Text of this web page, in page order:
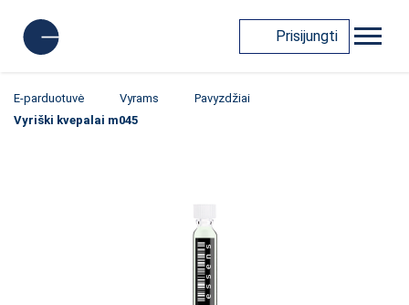
Prisijungti
E-parduotuvė Vyrams
Pavyzdžiai
Vyriški kvepalai m045